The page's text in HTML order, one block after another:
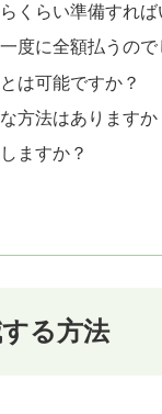
くらい準備すれば
度に全額払うので
は可能ですか？
方法はありますか
ますか？
る方法